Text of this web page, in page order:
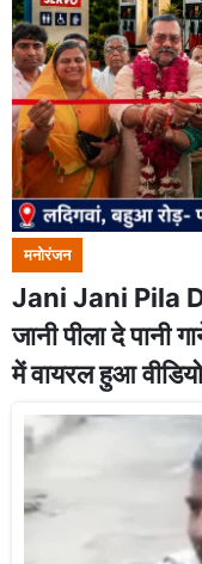
मनोरंजन
Jani Jani Pila
जानी पीला दे पानी
में वायरल हुआ वीडियो